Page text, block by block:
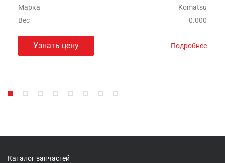
Марка
Komatsu
Вес
0.000
Узнать цену Подробнее
Каталог запчастей